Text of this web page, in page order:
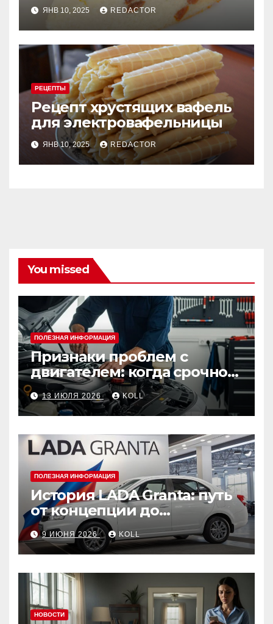
ЯНВ 10, 2025 REDACTOR
РЕЦЕПТЫ
Рецепт хрустящих вафель
для электровафельницы
ЯНВ 10, 2025 REDACTOR
You missed
ПОЛЕЗНАЯ ИНФОРМАЦИЯ
Признаки проблем с
двигателем: когда срочно
ехать в сервис
13 ИЮЛЯ 2026 KOLL
ПОЛЕЗНАЯ ИНФОРМАЦИЯ
История LADA Granta: путь
от концепции до
популярного российского
автомобиля
9 ИЮНЯ 2026 KOLL
НОВОСТИ